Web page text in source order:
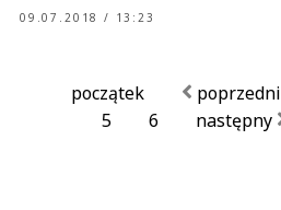
09.07.2018 / 13:23
początek poprzedni
5
6 następny